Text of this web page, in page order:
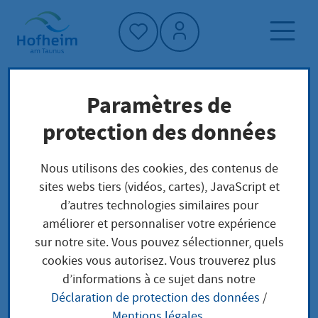
Accueil"
Page d'accueil
Trouver un service
Préoccupations locales
Zulassung eines Hauptbetriebsplans für
Bergbau beantragen
Zulassung eines
Hauptbetriebsplans
Paramètres de
protection des données
Nous utilisons des cookies, des contenus de
sites webs tiers (vidéos, cartes), JavaScript et
d’autres technologies similaires pour
améliorer et personnaliser votre expérience
sur notre site. Vous pouvez sélectionner, quels
cookies vous autorisez. Vous trouverez plus
d’informations à ce sujet dans notre
Déclaration de protection des données /